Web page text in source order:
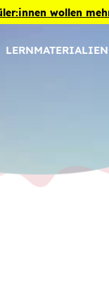
wollen
LERNMATERIALIEN